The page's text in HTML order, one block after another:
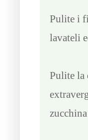
Pulite i
lavateli
Pulite la